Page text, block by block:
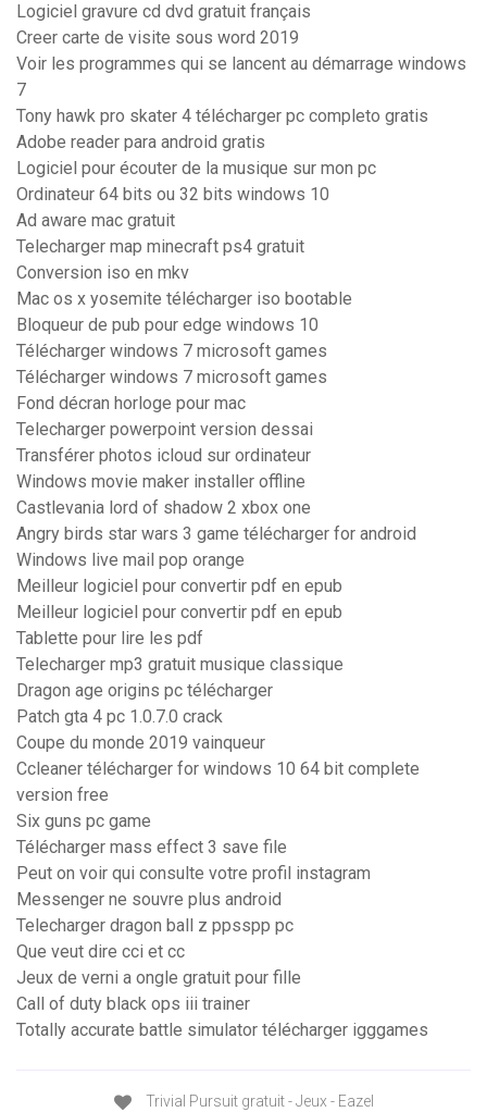
Logiciel gravure cd dvd gratuit français
Creer carte de visite sous word 2019
Voir les programmes qui se lancent au démarrage windows
7
Tony hawk pro skater 4 télécharger pc completo gratis
Adobe reader para android gratis
Logiciel pour écouter de la musique sur mon pc
Ordinateur 64 bits ou 32 bits windows 10
Ad aware mac gratuit
Telecharger map minecraft ps4 gratuit
Conversion iso en mkv
Mac os x yosemite télécharger iso bootable
Bloqueur de pub pour edge windows 10
Télécharger windows 7 microsoft games
Télécharger windows 7 microsoft games
Fond décran horloge pour mac
Telecharger powerpoint version dessai
Transférer photos icloud sur ordinateur
Windows movie maker installer offline
Castlevania lord of shadow 2 xbox one
Angry birds star wars 3 game télécharger for android
Windows live mail pop orange
Meilleur logiciel pour convertir pdf en epub
Meilleur logiciel pour convertir pdf en epub
Tablette pour lire les pdf
Telecharger mp3 gratuit musique classique
Dragon age origins pc télécharger
Patch gta 4 pc 1.0.7.0 crack
Coupe du monde 2019 vainqueur
Ccleaner télécharger for windows 10 64 bit complete
version free
Six guns pc game
Télécharger mass effect 3 save file
Peut on voir qui consulte votre profil instagram
Messenger ne souvre plus android
Telecharger dragon ball z ppsspp pc
Que veut dire cci et cc
Jeux de verni a ongle gratuit pour fille
Call of duty black ops iii trainer
Totally accurate battle simulator télécharger igggames
Trivial Pursuit gratuit - Jeux - Eazel